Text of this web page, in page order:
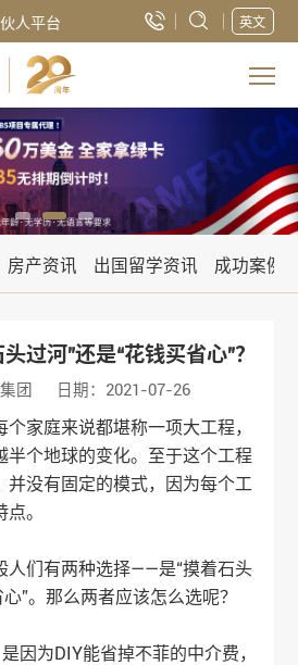
人平台 英文
房产资讯 出国留学资讯 成功案例
过河”还是“花钱买省心”？
团 日期：2021-07-26
家庭来说都堪称一项大工程，
半个地球的变化。至于这个工程
并没有固定的模式，因为每个工
。
人们有两种选择——是“摸着石头
”。那么两者应该怎么选呢？
因为DIY能省掉不菲的中介费，